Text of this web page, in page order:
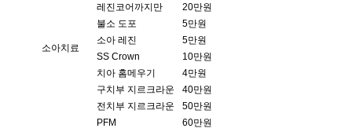
레진코어까지만
20만원
소아치료
불소 도포
5만원
소아 레진
5만원
SS Crown
10만원
치아 홈메우기
4만원
구치부 지르크라운
40만원
전치부 지르크라운
50만원
PFM
60만원